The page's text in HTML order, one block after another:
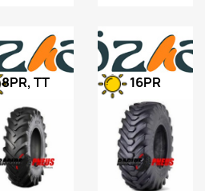
8PR, TT 16PR